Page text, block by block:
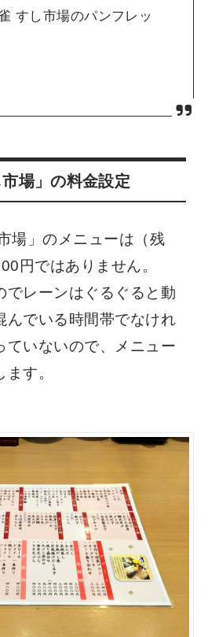
すし市場のパンフレッ
市場」の料金設定
場」のメニューは（残
円ではありません。
でレーンはぐるぐると動
んでいる時間帯でなけれ
ていないので、メニュー
す。